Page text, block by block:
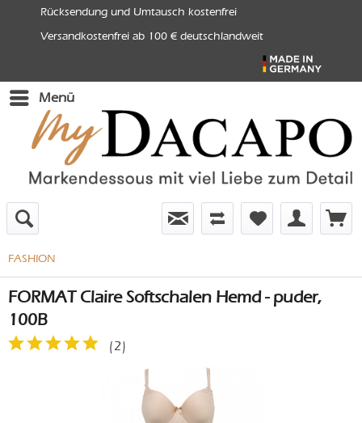
Rücksendung und Umtausch kostenfrei
Versandkostenfrei ab 100 € deutschlandweit
Menü
FASHION
FORMAT Claire Softschalen Hemd - puder,
100B
(2)